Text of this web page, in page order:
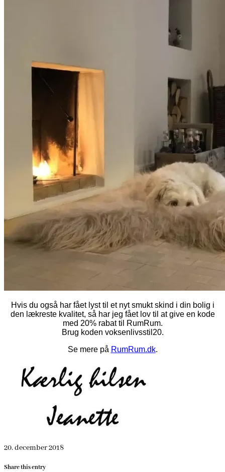
Hvis du også har fået lyst til et nyt smukt skind i din bolig i
den lækreste kvalitet, så har jeg fået lov til at give en kode
med 20% rabat til RumRum.
Brug koden voksenlivsstil20.
Se mere på RumRum.dk.
20. december 2018
Share this entry